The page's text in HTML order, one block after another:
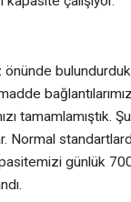
tamamlamıştık.
Normal
günlük